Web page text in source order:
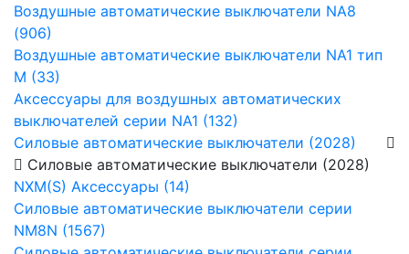
Воздушные автоматические выключатели NA8
(906)
Воздушные автоматические выключатели NA1 тип
М (33)
Аксессуары для воздушных автоматических
выключателей серии NA1 (132)
Силовые автоматические выключатели (2028)
Силовые автоматические выключатели (2028)
NXM(S) Аксессуары (14)
Силовые автоматические выключатели серии
NM8N (1567)